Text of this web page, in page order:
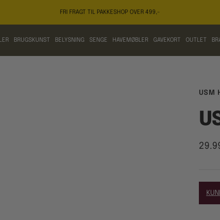
FRI FRAGT TIL PAKKESHOP OVER 499,-
BRUGSKUNST BELYSNING SENGE HAVEMØBLER GAVEKORT OUTLET
USM